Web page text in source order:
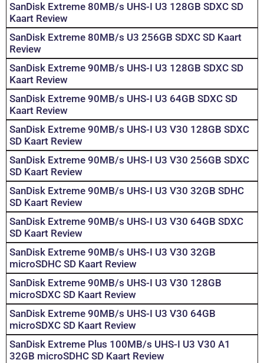
SanDisk Extreme 80MB/s UHS-I U3 128GB SDXC SD
Kaart Review
SanDisk Extreme 80MB/s U3 256GB SDXC SD Kaart
Review
SanDisk Extreme 90MB/s UHS-I U3 128GB SDXC SD
Kaart Review
SanDisk Extreme 90MB/s UHS-I U3 64GB SDXC SD
Kaart Review
SanDisk Extreme 90MB/s UHS-I U3 V30 128GB SDXC
SD Kaart Review
SanDisk Extreme 90MB/s UHS-I U3 V30 256GB SDXC
SD Kaart Review
SanDisk Extreme 90MB/s UHS-I U3 V30 32GB SDHC
SD Kaart Review
SanDisk Extreme 90MB/s UHS-I U3 V30 64GB SDXC
SD Kaart Review
SanDisk Extreme 90MB/s UHS-I U3 V30 32GB
microSDHC SD Kaart Review
SanDisk Extreme 90MB/s UHS-I U3 V30 128GB
microSDXC SD Kaart Review
SanDisk Extreme 90MB/s UHS-I U3 V30 64GB
microSDXC SD Kaart Review
SanDisk Extreme Plus 100MB/s UHS-I U3 V30 A1
32GB microSDHC SD Kaart Review